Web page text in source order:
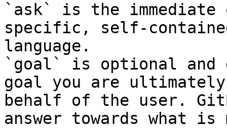
`ask` is the
specific, self-
language.
`goal` is optional and
goal you are
behalf of the user.
answer towards what